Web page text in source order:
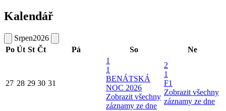
Kalendář
Srpen2026
Po Út St Čt Pá So Ne
27 28 29 30 31
1
1
BENÁTSKÁ
NOC 2026
Zobrazit všechny
záznamy ze dne
2
1
F1
Zobrazit všechny
záznamy ze dne